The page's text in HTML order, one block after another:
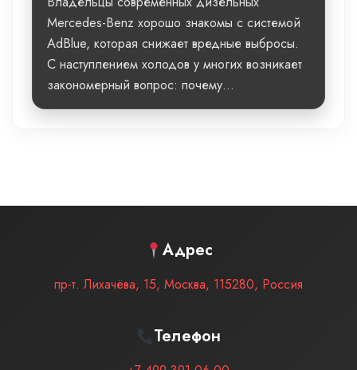
Mercedes-Benz хорошо знакомы с системой
AdBlue, которая снижает вредные выбросы.
С наступлением холодов у многих возникает
закономерный вопрос: почему...
Адрес
пр-т. Лихачёва, 15, Москва, 115280, Россия
Телефон